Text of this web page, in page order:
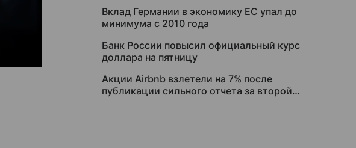
Вклад Германии в экономику ЕС упал до
минимума с 2010 года
Банк России повысил официальный курс
доллара на пятницу
Акции Airbnb взлетели на 7% после
публикации сильного отчета за второй